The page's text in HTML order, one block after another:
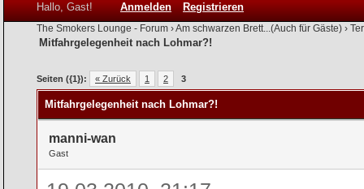
Hallo, Gast! Anmelden Registrieren
The Smokers Lounge - Forum ›Am schwarzen Brett...(Auch für Gäste) ›
Mitfahrgelegenheit nach Lohmar?!
Seiten ({1}): « Zurück 1 2 3
Mitfahrgelegenheit nach Lohmar?!
manni-wan
Gast